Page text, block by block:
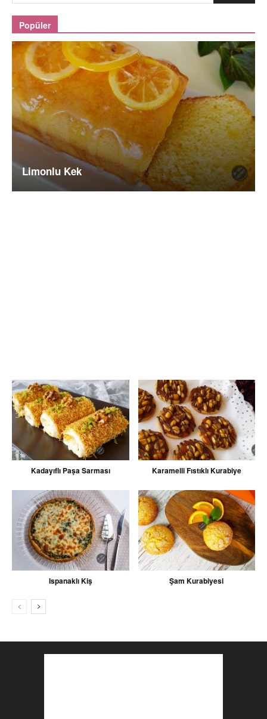
Popüler
Limonlu Kek
Kadayıflı Paşa Sarması Karamelli Fıstıklı Kurabiye
Ispanaklı Kiş Şam Kurabiyesi